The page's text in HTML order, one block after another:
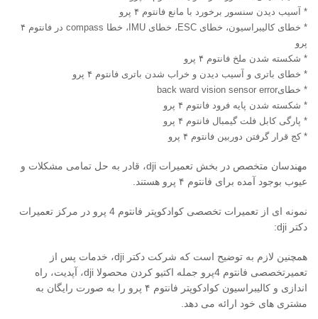
* آسیب دیدن سنسور برخورد با مانع فانتوم ۴ پرو
* خطای کالیبراسیون، خطای ESC، خطای IMU، خطا compass در فانتوم ۴
پرو
* شکسته شدن ملخ فانتوم ۴ پرو
* خطای باتری و آسیب دیدن و خراب شدن باتری فانتوم ۴ پرو
* خطایback ward vision sensor error
* شکسته شدن پایه فرود فانتوم ۴ پرو
* پارگی کابل فلت گیمبال فانتوم ۴ پرو
* کج قرار گرفتن دوربین فانتوم ۴ پرو
مهندسان متخصص در بخش تعمیرات dji، قادر به حل تمامی مشکلات و
عیوب بوجود آمده برای فانتوم ۴ پرو هستند.
نمونه ای از تعمیرات تخصصی کوادکوپتر فانتوم 4 پرو در مرکز تعمیرات
دکتر dji:
همچنین لازم به توضیح است که شرکت دکتر dji، خدمات پس از
تعمیرتخصصی فانتوم 4پرو جمله اکتیو کردن محصولا dji، آپدیت، راه
اندازی و کالیبراسیون کوادکوپتر فانتوم ۴ پرو را به صورت رایگان به
مشتری های خود ارائه می دهد.